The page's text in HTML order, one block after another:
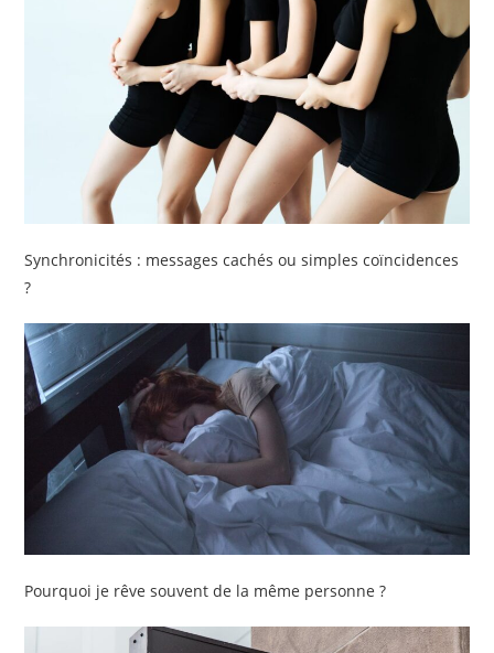
Synchronicités : messages cachés ou simples coïncidences
?
Pourquoi je rêve souvent de la même personne ?